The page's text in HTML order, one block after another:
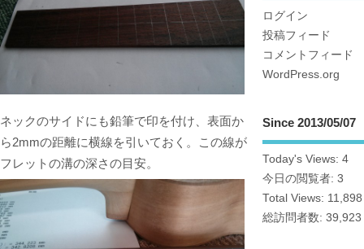
ネックのサイドにも鉛筆で印を付け、表面か
ら2mmの距離に横線を引いておく。この線が
フレットの溝の深さの目安。
ログイン
投稿フィード
コメントフィード
WordPress.org
Since 2013/05/07
Today's Views: 4
今日の閲覧者: 3
Total Views: 11,898
総訪問者数: 39,923